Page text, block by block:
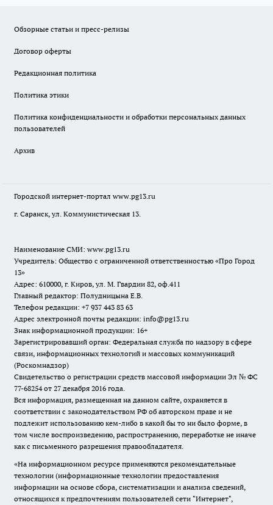
Обзорные статьи и пресс-релизы
Договор оферты
Редакционная политика
Политика этики
Политика конфиденциальности и обработки персональных данных
пользователей
Архив
Городской интернет-портал www.pg13.ru
г. Саранск, ул. Коммунистическая 13.
Наименование СМИ: www.pg13.ru
Учредитель: Общество с ограниченной ответственностью «Про Город
13»
Адрес: 610000, г. Киров, ул. М. Гвардии 82, оф.411
Главный редактор: Полудницына Е.В.
Телефон редакции: +7 937 443 83 63
Адрес электронной почты редакции: info@pg13.ru
Знак информационной продукции: 16+
Зарегистрировавший орган: Федеральная служба по надзору в сфере
связи, информационных технологий и массовых коммуникаций
(Роскомнадзор)
Свидетельство о регистрации средств массовой информации Эл № ФС
77-68254 от 27 декабря 2016 года.
Вся информация, размещенная на данном сайте, охраняется в
соответствии с законодательством РФ об авторском праве и не
подлежит использованию кем-либо в какой бы то ни было форме, в
том числе воспроизведению, распространению, переработке не иначе
как с письменного разрешения правообладателя.
«На информационном ресурсе применяются рекомендательные
технологии (информационные технологии предоставления
информации на основе сбора, систематизации и анализа сведений,
относящихся к предпочтениям пользователей сети "Интернет",